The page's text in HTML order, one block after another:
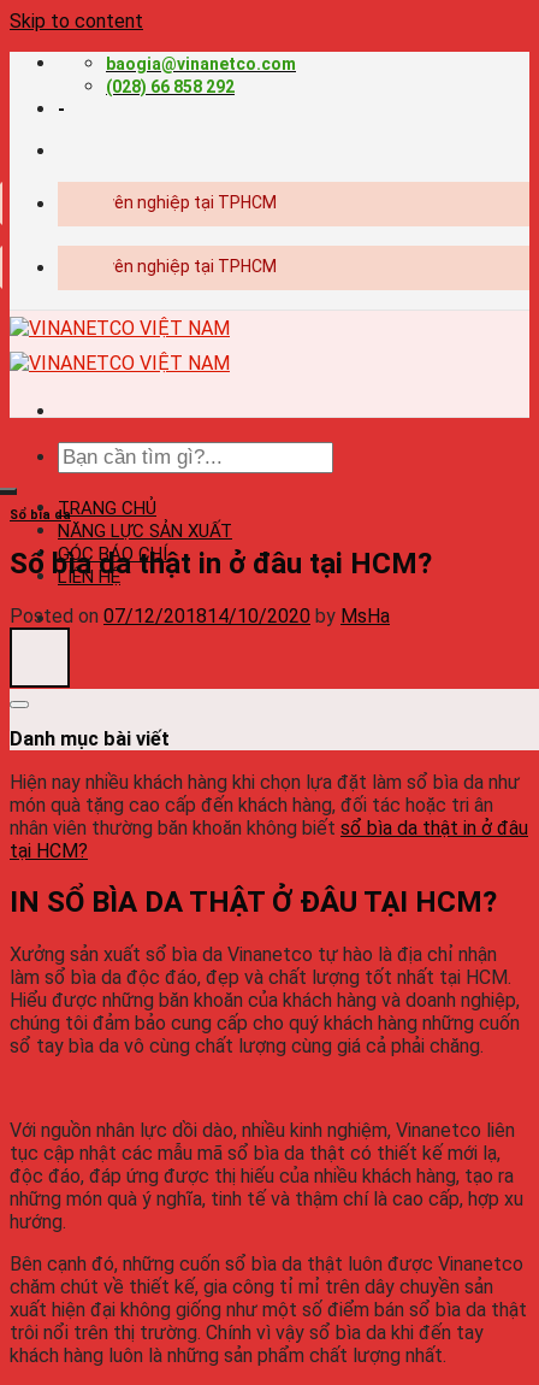
Skip to content
baogia@vinanetco.com
(028) 66 858 292
-
ấn chuyên nghiệp tại TPHCM
ấn chuyên nghiệp tại TPHCM
TRANG CHỦ
NĂNG LỰC SẢN XUẤT
GÓC BÁO CHÍ
LIÊN HỆ
Sổ bìa da
Sổ bìa da thật in ở đâu tại HCM?
Posted on 07/12/201814/10/2020 by MsHa
Danh mục bài viết
Hiện nay nhiều khách hàng khi chọn lựa đặt làm sổ bìa da như
món quà tặng cao cấp đến khách hàng, đối tác hoặc tri ân
nhân viên thường băn khoăn không biết sổ bìa da thật in ở đâu
tại HCM?
IN SỔ BÌA DA THẬT Ở ĐÂU TẠI HCM?
Xưởng sản xuất sổ bìa da Vinanetco tự hào là địa chỉ nhận
làm sổ bìa da độc đáo, đẹp và chất lượng tốt nhất tại HCM.
Hiểu được những băn khoăn của khách hàng và doanh nghiệp,
chúng tôi đảm bảo cung cấp cho quý khách hàng những cuốn
sổ tay bìa da vô cùng chất lượng cùng giá cả phải chăng.
Với nguồn nhân lực dồi dào, nhiều kinh nghiệm, Vinanetco liên
tục cập nhật các mẫu mã sổ bìa da thật có thiết kế mới lạ,
độc đáo, đáp ứng được thị hiếu của nhiều khách hàng, tạo ra
những món quà ý nghĩa, tinh tế và thậm chí là cao cấp, hợp xu
hướng.
Bên cạnh đó, những cuốn sổ bìa da thật luôn được Vinanetco
chăm chút về thiết kế, gia công tỉ mỉ trên dây chuyền sản
xuất hiện đại không giống như một số điểm bán sổ bìa da thật
trôi nổi trên thị trường. Chính vì vậy sổ bìa da khi đến tay
khách hàng luôn là những sản phẩm chất lượng nhất.